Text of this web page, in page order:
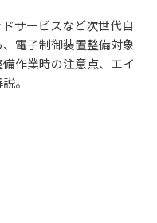
サービスなど次世代自
電子制御装置整備対象
作業時の注意点、エイ
。